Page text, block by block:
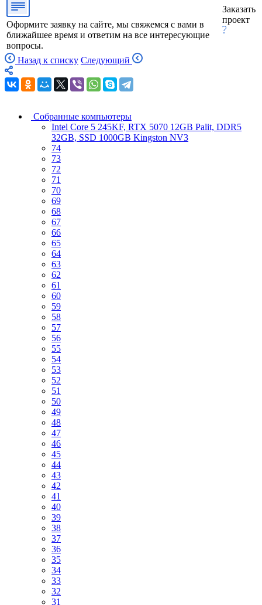
Оформите заявку на сайте, мы свяжемся с вами в
ближайшее время и ответим на все интересующие
вопросы.
Заказать
проект
Назад к списку Следующий
Собранные компьютеры
Intel Core 5 245KF, RTX 5070 12GB Palit, DDR5
32GB, SSD 1000GB Kingston NV3
74
73
72
71
70
69
68
67
66
65
64
63
62
61
60
59
58
57
56
55
54
53
52
51
50
49
48
47
46
45
44
43
42
41
40
39
38
37
36
35
34
33
32
31